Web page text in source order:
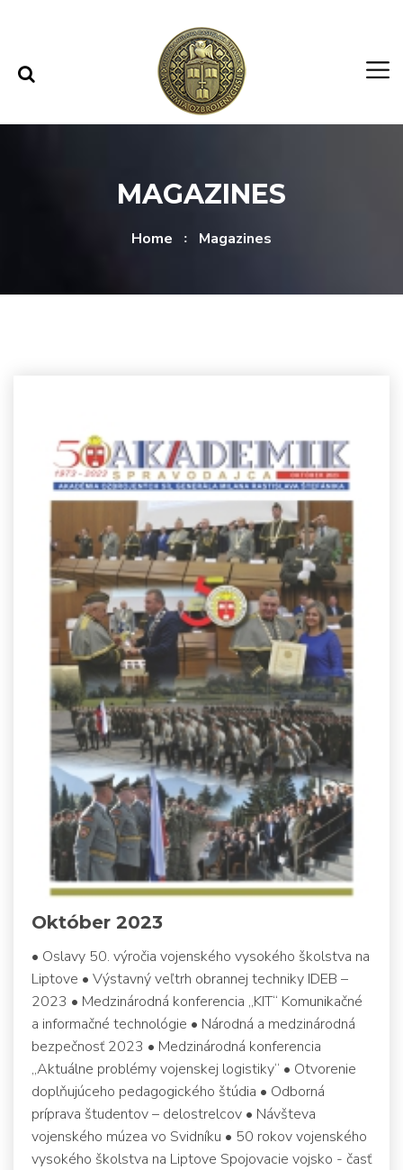
MAGAZINES
Home Magazines
Október 2023
• Oslavy 50. výročia vojenského vysokého školstva na
Liptove • Výstavný veľtrh obrannej techniky IDEB –
2023 • Medzinárodná konferencia „KIT“ Komunikačné
a informačné technológie • Národná a medzinárodná
bezpečnosť 2023 • Medzinárodná konferencia
„Aktuálne problémy vojenskej logistiky“ • Otvorenie
doplňujúceho pedagogického štúdia • Odborná
príprava študentov – delostrelcov • Návšteva
vojenského múzea vo Svidníku • 50 rokov vojenského
vysokého školstva na Liptove Spojovacie vojsko - časť